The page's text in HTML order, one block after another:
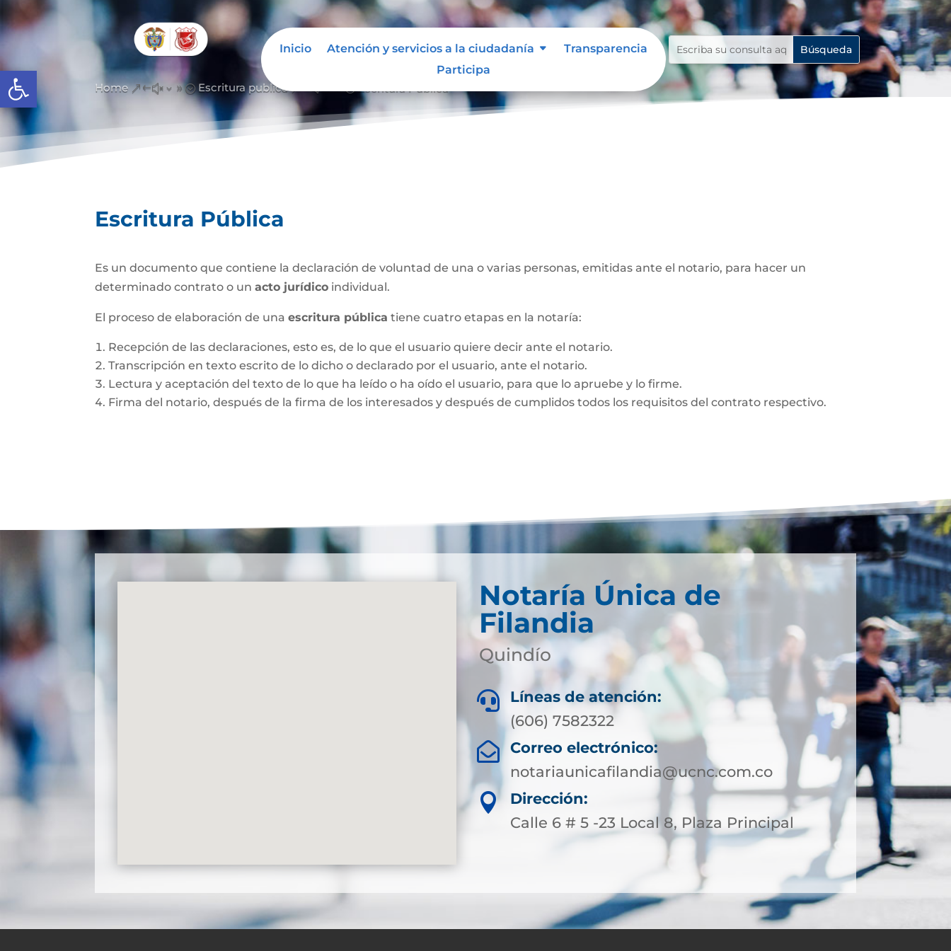
Abrir barra de herramientas
Inicio Atención y servicios a la ciudadanía
Transparencia
Participa
Home &#x39; Escritura publica &#x39;
Escritura Pública
Es un documento que contiene la declaración de voluntad de una o varias personas, emitidas ante el notario, para hacer un
determinado contrato o unacto jurídico individual.
El proceso de elaboración de unaescritura pública tiene cuatro etapas en la notaría:
Recepción de las declaraciones, esto es, de lo que el usuario quiere decir ante el notario.
Transcripción en texto escrito de lo dicho o declarado por el usuario, ante el notario.
Lectura y aceptación del texto de lo que ha leído o ha oído el usuario, para que lo apruebe y lo firme.
Firma del notario, después de la firma de los interesados y después de cumplidos todos los requisitos del contrato respectivo.
Notaría Única de
Filandia
Quindío

Líneas de atención:
(606) 7582322

Correo electrónico:
notariaunicafilandia@ucnc.com.co

Dirección:
Calle 6 # 5 -23 Local 8, Plaza Principal